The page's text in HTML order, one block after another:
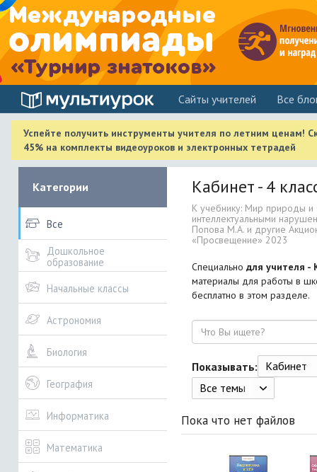
Cайты учителей Все
Успейте получить инструменты учителя по летним ценам!
45% на комплекты видеоуроков и электронных тетрадей
Категории
Все
Дошкольное
образование
Начальные классы
Астрономия
Биология
География
Информатика
Математика
Кабинет - 4
К учебнику: Мир природы
интеллектуальными
Попова М.А. и другие
«Просвещение» 2023
Специально для учителя -
материалы для работы в
бесплатно в этом разделе.
Поиск
Показывать:
Кабинет
Все темы
Пока что нет файлов